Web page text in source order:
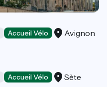
Accueil Vélo Avignon
Accueil Vélo Sète